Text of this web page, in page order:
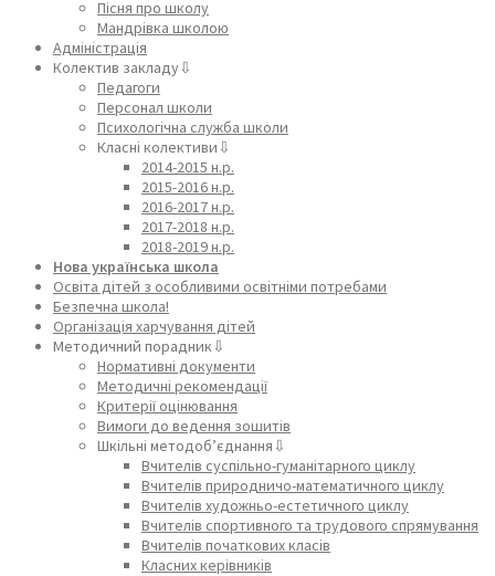
Пісня про школу
Мандрівка школою
Адміністрація
Колектив закладу⇩
Педагоги
Персонал школи
Психологічна служба школи
Класні колективи⇩
2014-2015 н.р.
2015-2016 н.р.
2016-2017 н.р.
2017-2018 н.р.
2018-2019 н.р.
Нова українська школа
Освіта дітей з особливими освітніми потребами
Безпечна школа!
Організація харчування дітей
Методичний порадник⇩
Нормативні документи
Методичні рекомендації
Критерії оцінювання
Вимоги до ведення зошитів
Шкільні методоб’єднання⇩
Вчителів суспільно-гуманітарного циклу
Вчителів природничо-математичного циклу
Вчителів художньо-естетичного циклу
Вчителів спортивного та трудового спрямування
Вчителів початкових класів
Класних керівників